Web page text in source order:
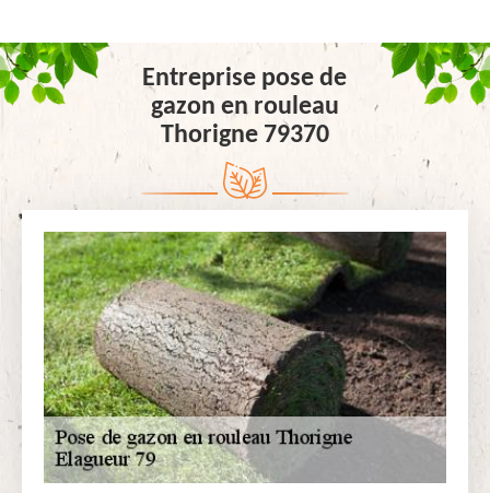
Entreprise pose de
gazon en rouleau
Thorigne 79370